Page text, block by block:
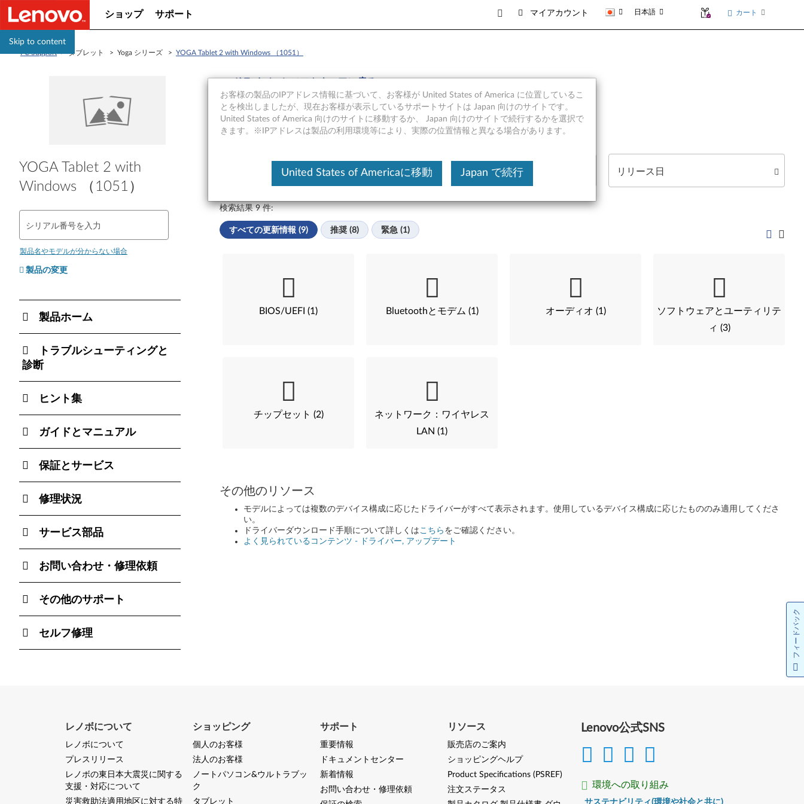
Skip to content
ショップ サポート マイアカウント 日本語 カート
PC Support> タブレット > Yoga シリーズ > YOGA Tablet 2 with Windows （1051）
YOGA Tablet 2 with
Windows （1051）
シリアル番号を入力
製品名やモデルが分からない場合
製品の変更
製品ホーム
トラブルシューティングと
診断
ヒント集
ガイドとマニュアル
保証とサービス
修理状況
サービス部品
お問い合わせ・修理依頼
その他のサポート
セルフ修理
ドライバーダウンロード . タイルまたはフィルタオプションを選択して、結果を絞り込むことができます。
ドライバーダウンロード
検索結果 9 件:
すべての更新情報 (9) 推奨 (8) 緊急 (1)
BIOS/UEFI (1) Bluetoothとモデム (1) オーディオ (1)
ソフトウェアとユーティリテ
ィ (3)
チップセット (2)
ネットワーク：ワイヤレス
LAN (1)
その他のリソース
モデルによっては複数のデバイス構成に応じたドライバーがすべて表示されます。使用しているデバイス構成に応じたもののみ適用してくださ
い。
ドライバーダウンロード手順について詳しくはこちら をご確認ください。
よく見られているコンテンツ - ドライバー, アップデート
Lenovo公式SNS
環境への取り組み
サステナビリティ(環境や社会と共に)
お客様の製品のIPアドレス情報に基づいて、お客様が United States of America に位置しているこ
とを検出しましたが、現在お客様が表示しているサポートサイトは Japan 向けのサイトです。
United States of America 向けのサイトに移動するか、 Japan 向けのサイトで続行するかを選択で
きます。※IPアドレスは製品の利用環境等により、実際の位置情報と異なる場合があります。
United States of Americaに移動 Japan で続行
レノボについて
レノボについて
プレスリリース
レノボの東日本大震災に関する
支援・対応について
災害救助法適用地区に対する特
ショッピング
個人のお客様
法人のお客様
ノートパソコン&ウルトラブッ
ク
タブレット
サポート
重要情報
ドキュメントセンター
新着情報
お問い合わせ・修理依頼
リソース
販売店のご案内
ショッピングヘルプ
Product Specifications (PSREF)
注文ステータス
フィードバック